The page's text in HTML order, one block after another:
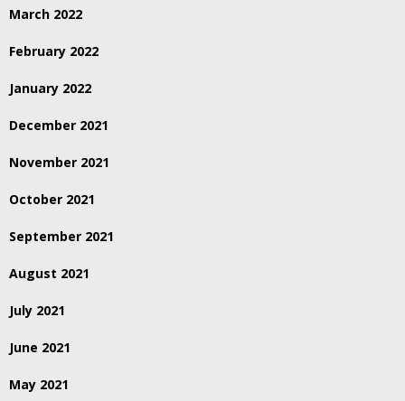
March 2022
February 2022
January 2022
December 2021
November 2021
October 2021
September 2021
August 2021
July 2021
June 2021
May 2021